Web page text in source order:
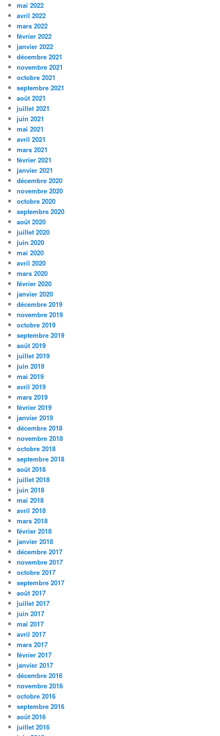
mai 2022
avril 2022
mars 2022
février 2022
janvier 2022
décembre 2021
novembre 2021
octobre 2021
septembre 2021
août 2021
juillet 2021
juin 2021
mai 2021
avril 2021
mars 2021
février 2021
janvier 2021
décembre 2020
novembre 2020
octobre 2020
septembre 2020
août 2020
juillet 2020
juin 2020
mai 2020
avril 2020
mars 2020
février 2020
janvier 2020
décembre 2019
novembre 2019
octobre 2019
septembre 2019
août 2019
juillet 2019
juin 2019
mai 2019
avril 2019
mars 2019
février 2019
janvier 2019
décembre 2018
novembre 2018
octobre 2018
septembre 2018
août 2018
juillet 2018
juin 2018
mai 2018
avril 2018
mars 2018
février 2018
janvier 2018
décembre 2017
novembre 2017
octobre 2017
septembre 2017
août 2017
juillet 2017
juin 2017
mai 2017
avril 2017
mars 2017
février 2017
janvier 2017
décembre 2016
novembre 2016
octobre 2016
septembre 2016
août 2016
juillet 2016